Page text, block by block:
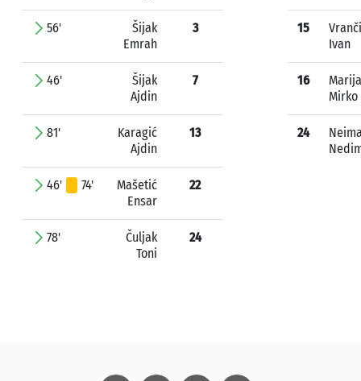
56'
Šijak
Emrah
3
46'
Šijak
Ajdin
7
81'
Karagić
Ajdin
13
46' 74'
Mašetić
Ensar
22
78'
Čuljak
Toni
24
15
Ivan
16
Mirko
24